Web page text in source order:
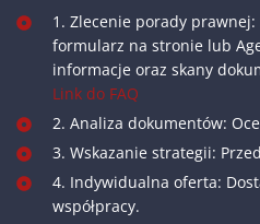
1. Zlecenie porady
formularz na stronie lub
informacje oraz skany
Link do FAQ
2. Analiza dokumentów:
3. Wskazanie strategii:
4. Indywidualna oferta:
współpracy.